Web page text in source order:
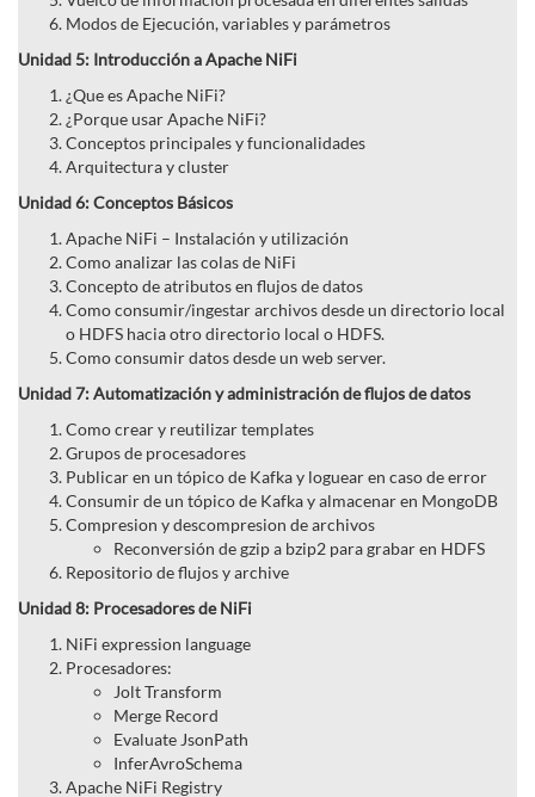
Modos de Ejecución, variables y parámetros
Unidad 5: Introducción a Apache NiFi
¿Que es Apache NiFi?
¿Porque usar Apache NiFi?
Conceptos principales y funcionalidades
Arquitectura y cluster
Unidad 6: Conceptos Básicos
Apache NiFi – Instalación y utilización
Como analizar las colas de NiFi
Concepto de atributos en flujos de datos
Como consumir/ingestar archivos desde un directorio local
o HDFS hacia otro directorio local o HDFS.
Como consumir datos desde un web server.
Unidad 7: Automatización y administración de flujos de datos
Como crear y reutilizar templates
Grupos de procesadores
Publicar en un tópico de Kafka y loguear en caso de error
Consumir de un tópico de Kafka y almacenar en MongoDB
Compresion y descompresion de archivos
Reconversión de gzip a bzip2 para grabar en HDFS
Repositorio de flujos y archive
Unidad 8: Procesadores de NiFi
NiFi expression language
Procesadores:
Jolt Transform
Merge Record
Evaluate JsonPath
InferAvroSchema
Apache NiFi Registry